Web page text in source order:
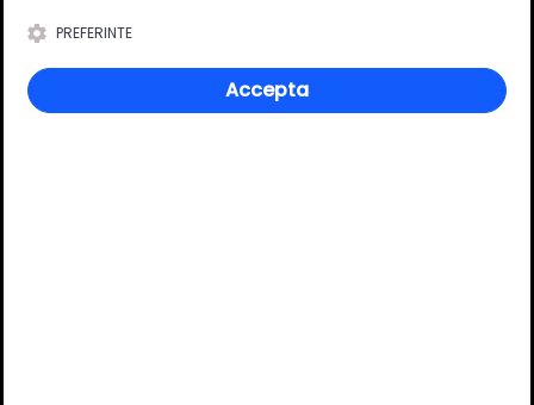
0 (0 review-uri)
PREFERINTE
Accepta